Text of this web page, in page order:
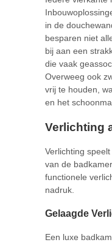
in de
besparen niet
bij aan een
die vaak
Overweeg ook
vrij te houden,
en het
Verlichting
Verlichting
van de
functionele
nadruk.
Gelaagde
Een luxe